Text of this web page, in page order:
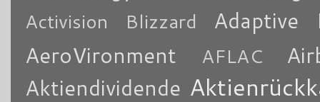
Activision Blizzard
Adaptive
AeroVironment
AFLAC
Aktiendividende